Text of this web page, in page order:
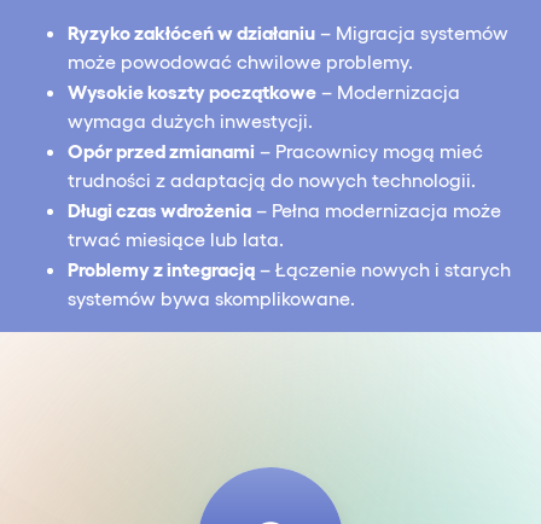
Ryzyko zakłóceń w działaniu – Migracja systemów
może powodować chwilowe problemy.
Wysokie koszty początkowe – Modernizacja
wymaga dużych inwestycji.
Opór przed zmianami – Pracownicy mogą mieć
trudności z adaptacją do nowych technologii.
Długi czas wdrożenia – Pełna modernizacja może
trwać miesiące lub lata.
Problemy z integracją – Łączenie nowych i starych
systemów bywa skomplikowane.